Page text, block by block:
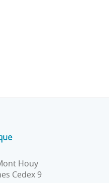
Houy
Cedex 9